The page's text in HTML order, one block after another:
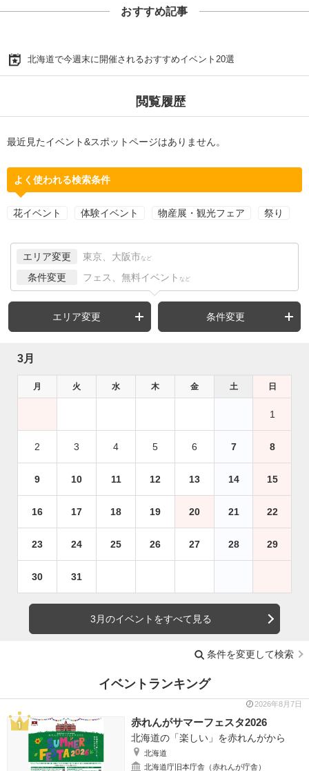
おすすめ記事
北海道で今週末に開催されるおすすめイベント20選
閲覧履歴
最近見たイベント&スポットページはありません。
よく使われる検索条件
花イベント 体験イベント 物産展・観光フェア 祭り
エリア変更 東京、大阪市 など
条件変更 フェス、無料イベント など
エリア変更 条件変更
3月
月 火 水 木 金 土 日
1
2 3 4 5 6 7 8
9 10 11 12 13 14 15
16 17 18 19 20 21 22
23 24 25 26 27 28 29
30 31
3月のイベントをすべて見る
条件を変更して検索
イベントランキング
2026年8月7日
赤れんがサマーフェスタ2026
北海道の「楽しい」を赤れんがから
北海道
北海道庁旧本庁舎（赤れんが庁舎）